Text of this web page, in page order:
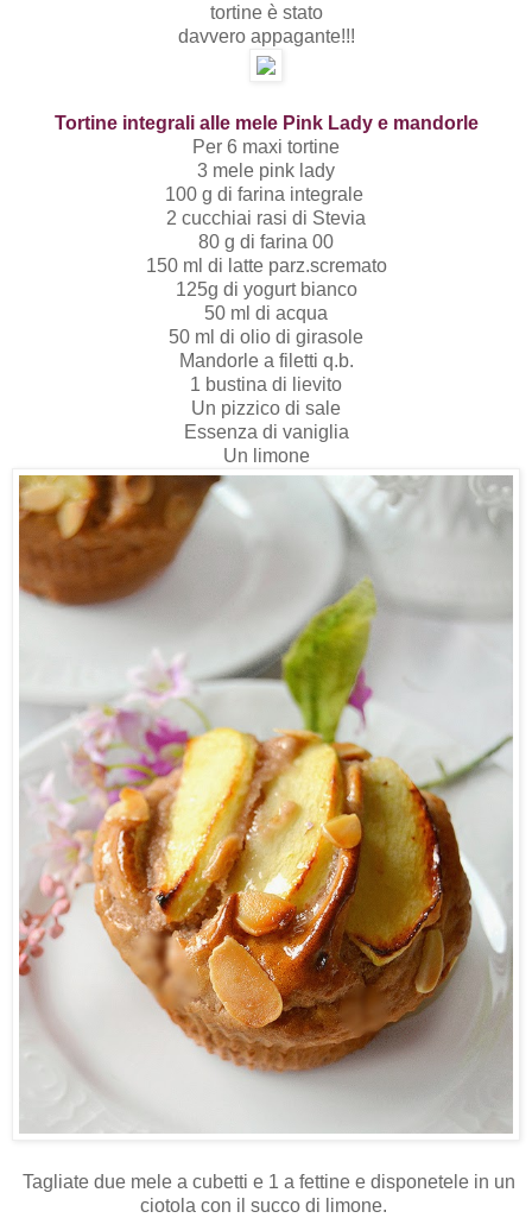
tortine è stato
davvero appagante!!!
Tortine integrali alle mele Pink Lady e mandorle
Per 6 maxi tortine
3 mele pink lady
100 g di farina integrale
2 cucchiai rasi di Stevia
80 g di farina 00
150 ml di latte parz.scremato
125g di yogurt bianco
50 ml di acqua
50 ml di olio di girasole
Mandorle a filetti q.b.
1 bustina di lievito
Un pizzico di sale
Essenza di vaniglia
Un limone
Tagliate due mele a cubetti e 1 a fettine e disponetele in un
ciotola con il succo di limone.